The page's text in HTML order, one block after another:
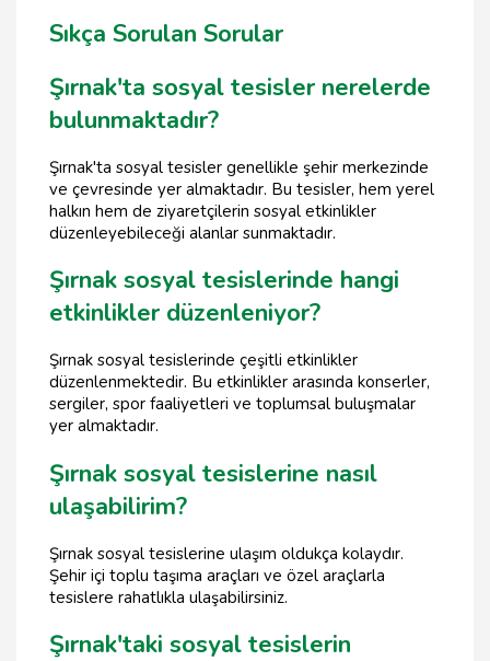
Sıkça Sorulan Sorular
Şırnak'ta sosyal tesisler nerelerde
bulunmaktadır?
Şırnak'ta sosyal tesisler genellikle şehir merkezinde
ve çevresinde yer almaktadır. Bu tesisler, hem yerel
halkın hem de ziyaretçilerin sosyal etkinlikler
düzenleyebileceği alanlar sunmaktadır.
Şırnak sosyal tesislerinde hangi
etkinlikler düzenleniyor?
Şırnak sosyal tesislerinde çeşitli etkinlikler
düzenlenmektedir. Bu etkinlikler arasında konserler,
sergiler, spor faaliyetleri ve toplumsal buluşmalar
yer almaktadır.
Şırnak sosyal tesislerine nasıl
ulaşabilirim?
Şırnak sosyal tesislerine ulaşım oldukça kolaydır.
Şehir içi toplu taşıma araçları ve özel araçlarla
tesislere rahatlıkla ulaşabilirsiniz.
Şırnak'taki sosyal tesislerin